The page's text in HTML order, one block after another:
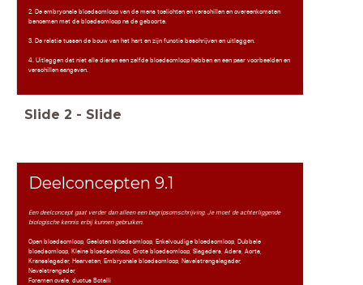
2. De embryonale bloedsomloop van de mens toelichten en verschillen en overeenkomsten
benoemen met de bloedsomloop na de geboorte.
3. De relatie tussen de bouw van het hart en zijn functie beschrijven en uitleggen.
4. Uitleggen dat niet alle dieren een zelfde bloedsomloop hebben en een paar voorbeelden en
verschillen aangeven.
Slide 2 - Slide
Deelconcepten 9.1
Een deelconcept gaat verder dan alleen een begripsomschrijving. Je moet de achterliggende
biologische kennis erbij kunnen gebruiken.
Open bloedsomloop, Gesloten bloedsomloop, Enkelvoudige bloedsomloop, Dubbele
bloedsomloop, Kleine bloedsomloop, Grote bloedsomloop, Slagaders, Aders, Aorta,
Kransslagader, Haarvaten, Embryonale bloedsomloop, Navelstrengslagader,
Navelstrengader,
Foramen ovale, ductus Botalli